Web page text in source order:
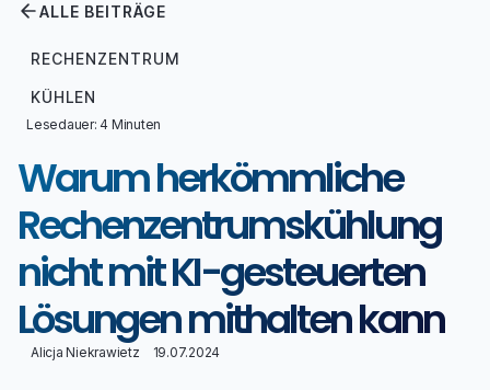
ALLE BEITRÄGE
RECHENZENTRUM
KÜHLEN
Lesedauer: 4 Minuten
Warum herkömmliche
Rechenzentrumskühlung
nicht mit KI-gesteuerten
Lösungen mithalten kann
Alicja Niekrawietz 19.07.2024